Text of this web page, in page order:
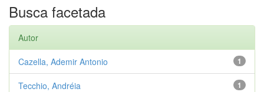
Busca facetada
Autor
1
Cazella, Ademir Antonio
1
Tecchio, Andréia